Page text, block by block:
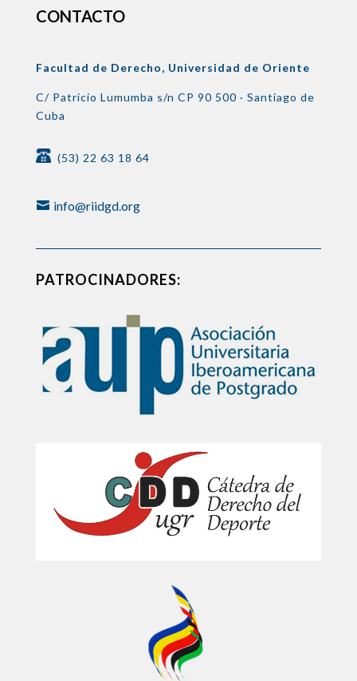
CONTACTO
Facultad de Derecho, Universidad de Oriente
C/ Patricio Lumumba s/n CP 90 500 · Santiago de
Cuba
(53) 22 63 18 64
info@riidgd.org
PATROCINADORES: